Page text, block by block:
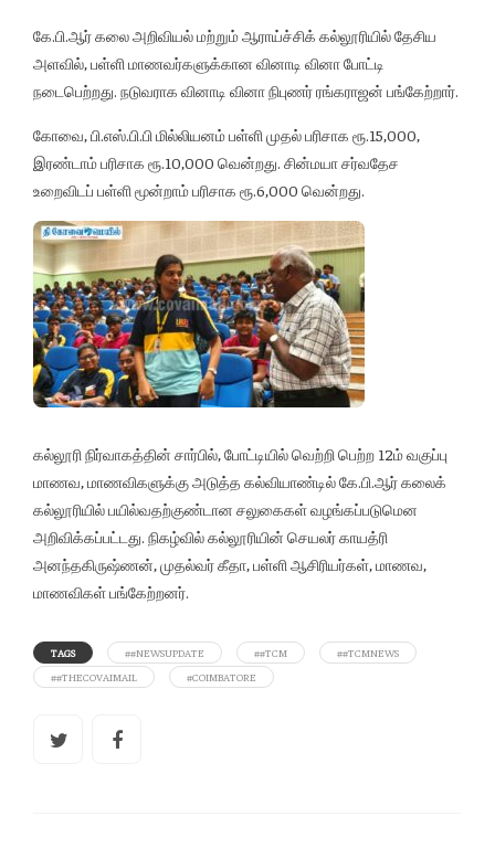
கே.பி.ஆர் கலை அறிவியல் மற்றும் ஆராய்ச்சிக் கல்லூரியில் தேசிய
அளவில், பள்ளி மாணவர்களுக்கான வினாடி வினா போட்டி
நடைபெற்றது. நடுவராக வினாடி வினா நிபுணர் ரங்கராஜன் பங்கேற்றார்.
கோவை, பி.எஸ்.பி.பி மில்லியனம் பள்ளி முதல் பரிசாக ரூ.15,000,
இரண்டாம் பரிசாக ரூ.10,000 வென்றது. சின்மயா சர்வதேச
உறைவிடப் பள்ளி மூன்றாம் பரிசாக ரூ.6,000 வென்றது.
கல்லூரி நிர்வாகத்தின் சார்பில், போட்டியில் வெற்றி பெற்ற 12ம் வகுப்பு
மாணவ, மாணவிகளுக்கு அடுத்த கல்வியாண்டில் கே.பி.ஆர் கலைக்
கல்லூரியில் பயில்வதற்குண்டான சலுகைகள் வழங்கப்படுமென
அறிவிக்கப்பட்டது. நிகழ்வில் கல்லூரியின் செயலர் காயத்ரி
அனந்தகிருஷ்ணன், முதல்வர் கீதா, பள்ளி ஆசிரியர்கள், மாணவ,
மாணவிகள் பங்கேற்றனர்.
TAGS ##NEWSUPDATE ##TCM
##TCMNEWS
##THECOVAIMAIL
#COIMBATORE